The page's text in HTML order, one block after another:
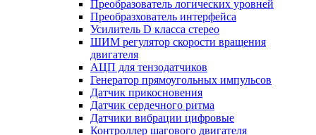
Преобразователь логических уровней
Преобразхователь интерфейса
Усилитель D класса стерео
ШИМ регулятор скорости вращения
двигателя
АЦП для тензодатчиков
Генератор прямоугольных импульсов
Датчик прикосновения
Датчик сердечного ритма
Датчики вибрации цифровые
Контроллер шагового двигателя